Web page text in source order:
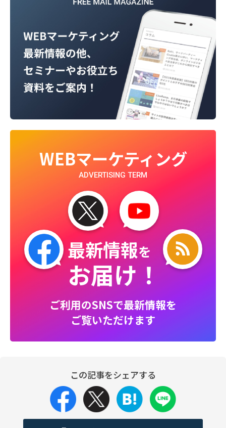
WEBマーケティング
ADVERTISING TERM
最新情報を
お届け！
ご利用のSNSで最新情報を
ご覧いただけます
この記事をシェアする